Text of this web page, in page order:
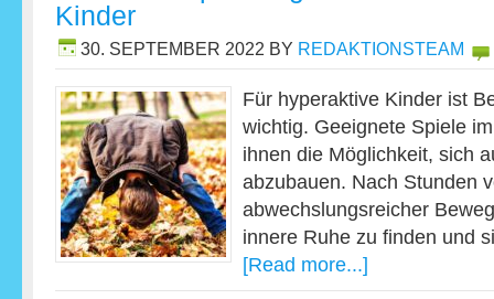
Kinder
30. SEPTEMBER 2022 BY REDAKTIONSTEAM
Für hyperaktive Kinder ist
wichtig. Geeignete Spiele
ihnen die Möglichkeit, sich
abzubauen. Nach Stunden
abwechslungsreicher
innere Ruhe zu finden und
[Read more...]